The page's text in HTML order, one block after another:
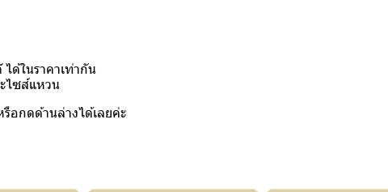
ด้ในราคาเท่ากัน
ไซส์แหวน
รือกดด้านล่างได้เลยค่ะ